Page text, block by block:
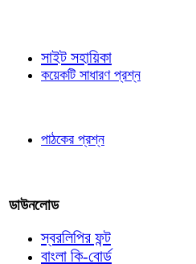
সাইট সহায়িকা
কয়েকটি সাধারণ প্রশ্ন
পাঠকের প্রশ্ন
ডাউনলোড
স্বরলিপির ফন্ট
বাংলা কি-বোর্ড